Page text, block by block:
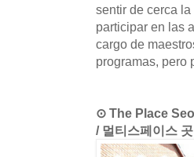
sentir de cerca
participar en las
cargo de
programas, pero
⊙ The Place
/ 멀티스페이스